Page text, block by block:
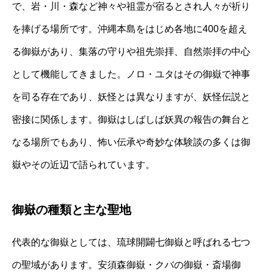
で、岩・川・森など神々や祖霊が宿るとされ人々が祈り
を捧げる場所です。沖縄本島をはじめ各地に400を超え
る御嶽があり、集落の守りや祖先崇拝、自然崇拝の中心
として機能してきました。ノロ・ユタはその御嶽で神事
を司る存在であり、妖怪とは異なりますが、妖怪伝説と
密接に関係します。御嶽はしばしば妖異の報告の舞台と
なる場所でもあり、怖い伝承や奇妙な体験談の多くは御
嶽やその近辺で語られています。
御嶽の種類と主な聖地
代表的な御嶽としては、琉球開闢七御嶽と呼ばれる七つ
の聖域があります。安須森御嶽・クバの御嶽・斎場御